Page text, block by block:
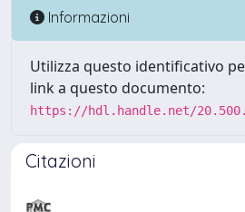
Informazioni
Utilizza questo identificativo
link a questo documento:
https://hdl.handle.net/
Citazioni